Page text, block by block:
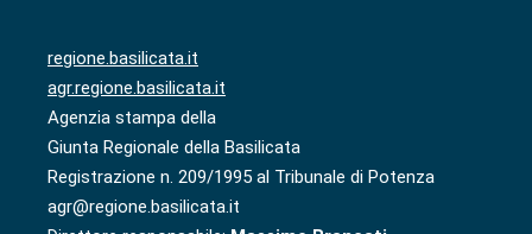
regione.basilicata.it
agr.regione.basilicata.it
Agenzia stampa della
Giunta Regionale della Basilicata
Registrazione n. 209/1995 al Tribunale di Potenza
agr@regione.basilicata.it